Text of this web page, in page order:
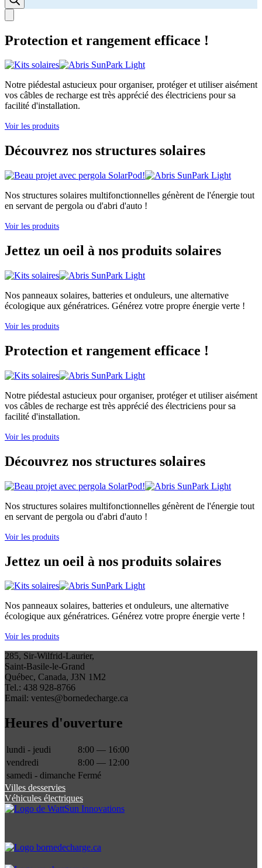
Protection et rangement efficace !
Notre piédestal astucieux pour organiser, protéger et utiliser aisément
vos câbles de recharge est très apprécié des électriciens pour sa
facilité d'installation.
Voir les produits
Découvrez nos structures solaires
Nos structures solaires multifonctionnelles génèrent de l'énergie tout
en servant de pergola ou d'abri d'auto !
Voir les produits
Jettez un oeil à nos produits solaires
Nos panneaux solaires, batteries et onduleurs, une alternative
écologique aux génératrices. Générez votre propre énergie verte !
Voir les produits
Protection et rangement efficace !
Notre piédestal astucieux pour organiser, protéger et utiliser aisément
vos câbles de recharge est très apprécié des électriciens pour sa
facilité d'installation.
Voir les produits
Découvrez nos structures solaires
Nos structures solaires multifonctionnelles génèrent de l'énergie tout
en servant de pergola ou d'abri d'auto !
Voir les produits
Jettez un oeil à nos produits solaires
Nos panneaux solaires, batteries et onduleurs, une alternative
écologique aux génératrices. Générez votre propre énergie verte !
Voir les produits
285, Sir-Wilfrid-Laurier,
Saint-Basile-le-Grand
Québec, Canada, J3N 1M2
Tel.: 438 928-8766
Email: ventes@bornedecharge.ca
Heures d'ouverture
lundi - jeudi
8:00 — 16:00
vendredi
8:00 — 12:00
samedi - dimanche Fermé
Villes desservies
Véhicules électriques